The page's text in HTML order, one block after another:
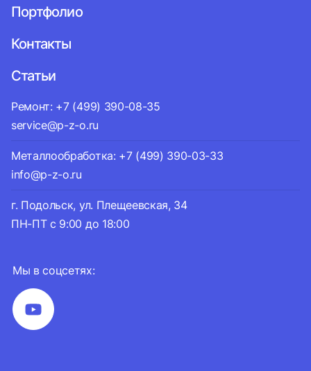
Мы в соцсетях:
Портфолио
Контакты
Статьи
Ремонт: +7 (499) 390-08-35
service@p-z-o.ru
Металлообработка: +7 (499) 390-03-33
info@p-z-o.ru
г. Подольск, ул. Плещеевская, 34
ПН-ПТ с 9:00 до 18:00